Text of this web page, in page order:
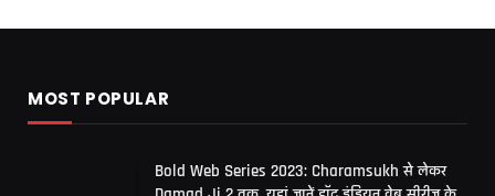
MOST POPULAR
Bold Web Series 2023: Charamsukh से लेकर